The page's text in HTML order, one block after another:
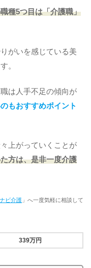
種5つ目は「介護職」
がいを感じている美
。
は人手不足の傾向が
もおすすめポイント
上がっていくことが
方は、是非一度介護
ビ介護 」へ一度気軽に相談して
339万円